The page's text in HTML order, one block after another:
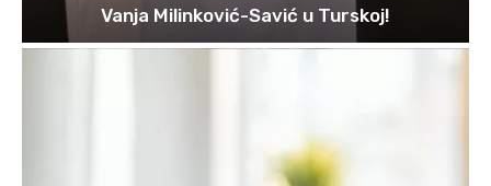
Vanja Milinković-Savić u Turskoj!